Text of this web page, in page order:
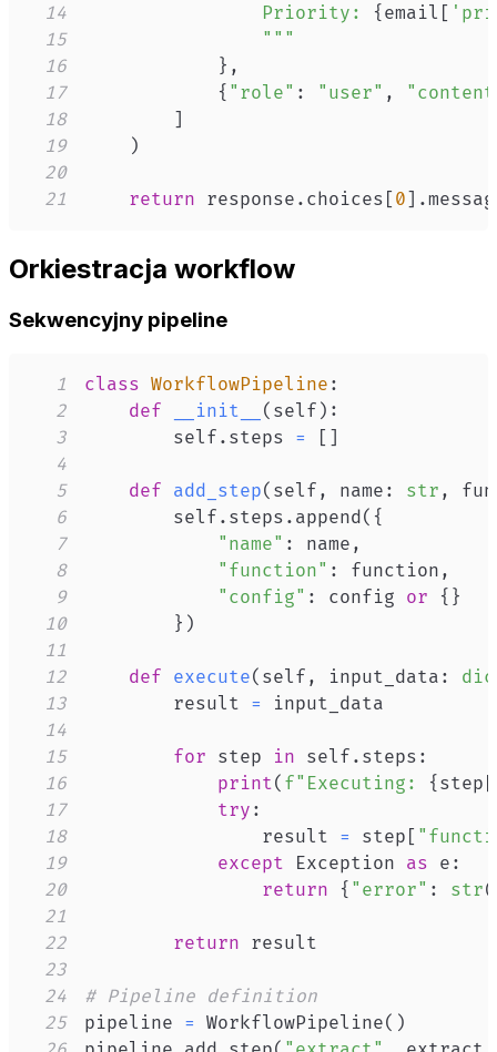
14
                Priority:
{ email [
15
                """
16
} ,
17
{ "role" : "user" ,
18
]
19
)
20
21
return response . choices [ 0 ] .
Orkiestracja workflow
Sekwencyjny pipeline
1 class WorkflowPipeline :
2
def __init__ ( self ) :
3
        self
. steps = [ ]
4
5
def add_step( self , name : str ,
6
        self
. steps . append( {
7
"name" : name ,
8
"function" : function ,
9
"config" : config or { }
10
} )
11
12
def execute( self , input_data :
13
        result
=
14
15
for step in self . steps :
16
print( f"Executing: { step
17
try :
18
                result
= step [
19
except Exception as e :
20
return { "error" : str(
21
22
return
23
24
# Pipeline definition
25
pipeline = WorkflowPipeline( )